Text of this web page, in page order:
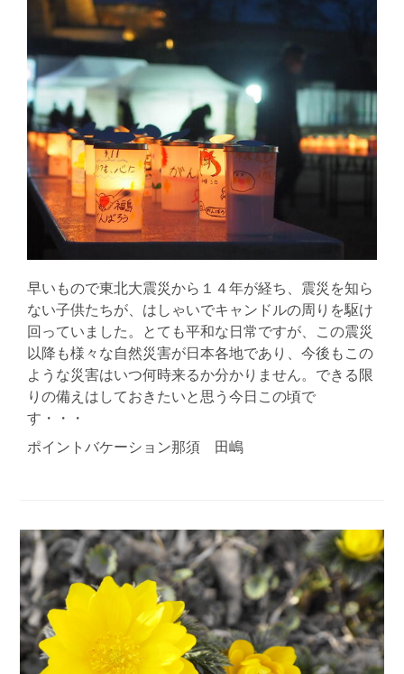
早いもので東北大震災から１４年が経ち、震災を知ら
ない子供たちが、はしゃいでキャンドルの周りを駆け
回っていました。とても平和な日常ですが、この震災
以降も様々な自然災害が日本各地であり、今後もこの
ような災害はいつ何時来るか分かりません。できる限
りの備えはしておきたいと思う今日この頃で
す・・・
ポイントバケーション那須 田嶋